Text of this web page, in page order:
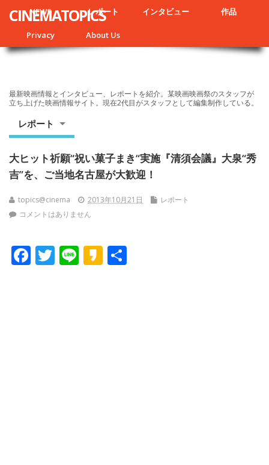
NEWS レポート インタビュー 作品
Privacy About Us
CINEMATOPICS
最新映画情報とインタビュー、レポートを紹介。某映画映画祭のスタッフが
立ち上げた映画情報サイト。現在2代目がスタッフとして編集制作している。
レポート
大ヒット祈願“祝い菓子まき“実施『清須会議』大泉“秀
吉”を、ご当地名古屋が大歓迎！
topics@cinema 2013年10月21日
レポート
コメントはありません
F T Li K